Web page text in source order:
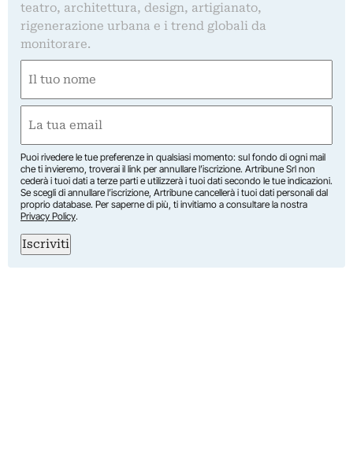
teatro, architettura, design, artigianato,
rigenerazione urbana e i trend globali da
monitorare.
(Required)
First
(Required)
Puoi rivedere le tue preferenze in qualsiasi momento: sul fondo di ogni mail
che ti invieremo, troverai il link per annullare l’iscrizione. Artribune Srl non
cederà i tuoi dati a terze parti e utilizzerà i tuoi dati secondo le tue indicazioni.
Se scegli di annullare l’iscrizione, Artribune cancellerà i tuoi dati personali dal
proprio database. Per saperne di più, ti invitiamo a consultare la nostra
Privacy Policy.
Iscriviti